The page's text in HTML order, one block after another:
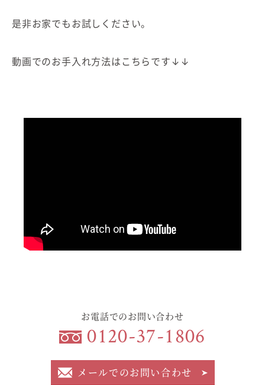
是非お家でもお試しください。
動画でのお手入れ方法はこちらです↓↓
お電話でのお問い合わせ
0120-37-1806
メールでのお問い合わせ